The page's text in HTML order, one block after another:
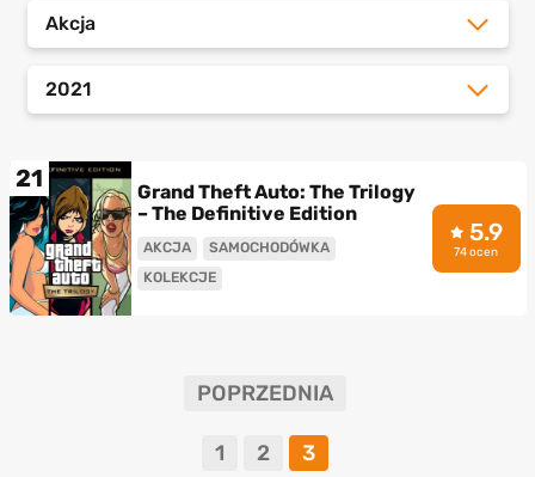
Akcja
2021
21
Grand Theft Auto: The Trilogy
– The Definitive Edition
AKCJA
SAMOCHODÓWKA
KOLEKCJE
5.9
74 ocen
POPRZEDNIA
1 2 3